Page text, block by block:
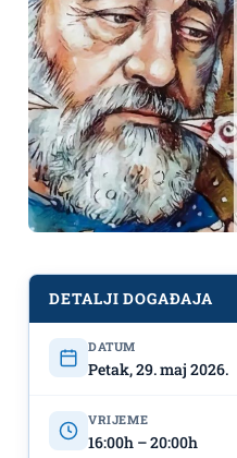
Izložba
,,Radosav
DETALJI DOGAĐAJA
DATUM
Petak, 29. maj 2026.
VRIJEME
16:00h – 20:00h